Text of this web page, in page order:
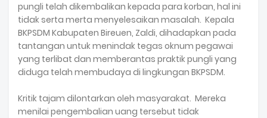
pungli telah dikembalikan kepada para korban, hal ini
tidak serta merta menyelesaikan masalah. Kepala
BKPSDM Kabupaten Bireuen, Zaldi, dihadapkan pada
tantangan untuk menindak tegas oknum pegawai
yang terlibat dan memberantas praktik pungli yang
diduga telah membudaya di lingkungan BKPSDM.
Kritik tajam dilontarkan oleh masyarakat. Mereka
menilai pengembalian uang tersebut tidak